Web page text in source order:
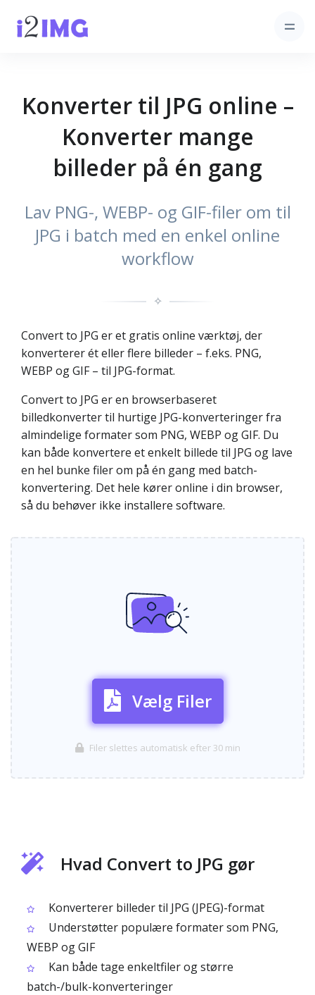
Konverter til JPG online –
Konverter mange
billeder på én gang
Lav PNG-, WEBP- og GIF-filer om til
JPG i batch med en enkel online
workflow
✧
Convert to JPG er et gratis online værktøj, der
konverterer ét eller flere billeder – f.eks. PNG,
WEBP og GIF – til JPG-format.
Convert to JPG er en browserbaseret
billedkonverter til hurtige JPG-konverteringer fra
almindelige formater som PNG, WEBP og GIF. Du
kan både konvertere et enkelt billede til JPG og lave
en hel bunke filer om på én gang med batch-
konvertering. Det hele kører online i din browser,
så du behøver ikke installere software.
Vælg Filer
Filer slettes automatisk efter 30 min
Hvad Convert to JPG gør
Konverterer billeder til JPG (JPEG)-format
Understøtter populære formater som PNG,
WEBP og GIF
Kan både tage enkeltfiler og større
batch-/bulk-konverteringer